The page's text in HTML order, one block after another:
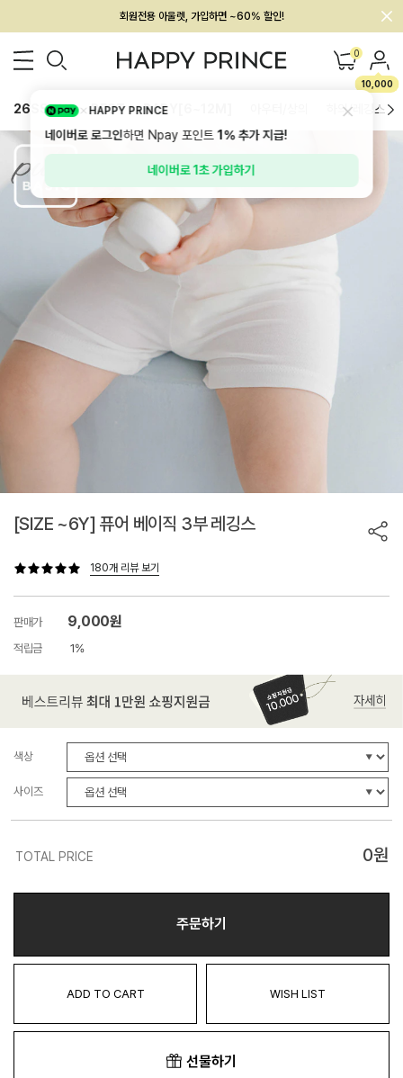
회원전용 아울렛, 가입하면 ~60% 할인!
멤버십 최대 28,000원 혜택 0
10,000
26SS 신상 BEST BABY[6~12M] 하의/레깅스
[SIZE ~6Y] 퓨어 베이직 3부 레깅스
180개 리뷰 보기
판매가 9,000원
적립금 1%
색상
사이즈
TOTAL PRICE 0원
주문하기
ADD TO CART WISH LIST
선물하기
HAPPY PRINCE
네이버로 로그인하면 Npay 포인트1%추가 지급!
네이버로 1초 가입하기